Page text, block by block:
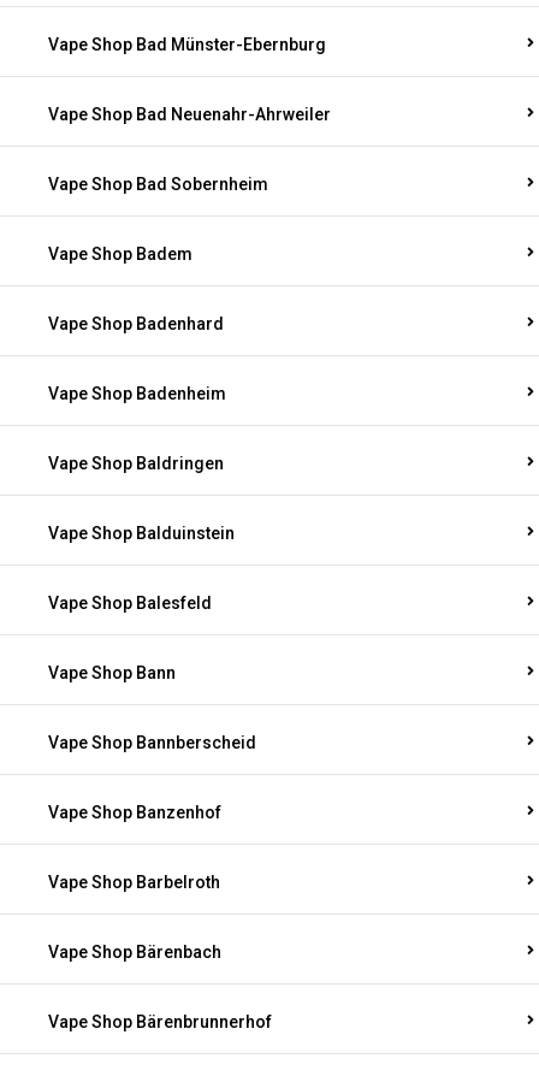
Vape Shop Bad Münster-Ebernburg
Vape Shop Bad Neuenahr-Ahrweiler
Vape Shop Bad Sobernheim
Vape Shop Badem
Vape Shop Badenhard
Vape Shop Badenheim
Vape Shop Baldringen
Vape Shop Balduinstein
Vape Shop Balesfeld
Vape Shop Bann
Vape Shop Bannberscheid
Vape Shop Banzenhof
Vape Shop Barbelroth
Vape Shop Bärenbach
Vape Shop Bärenbrunnerhof